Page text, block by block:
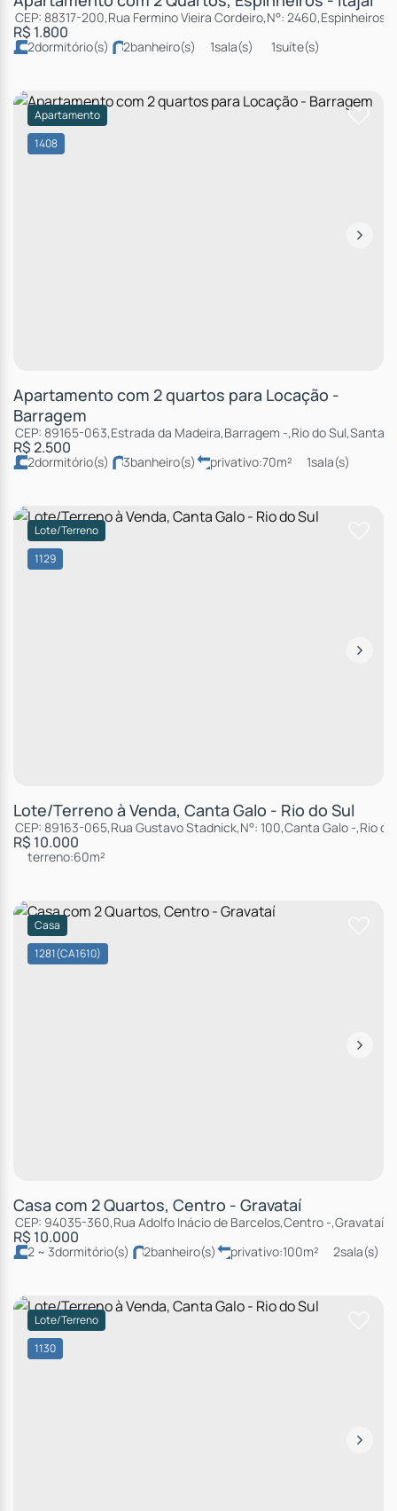
R$ 1.800
CEP: 88317-200,Rua Fermino Vieira Cordeiro,N°: 2460,Espinheiros
2dormitório(s) 2banheiro(s) 1sala(s) 1suíte(s)
1408
Apartamento
Apartamento com 2 quartos para Locação -
Barragem
R$2.500
CEP: 89165-063,Estrada da Madeira,Barragem ,Rio do Sul,Santa
2dormitório(s) 3banheiro(s) privativo:70m² 1sala(s)
1129
Lote/Terreno
Lote/Terreno à Venda, Canta Galo - Rio do Sul
R$ 10.000
CEP: 89163-065,Rua Gustavo Stadnick,N°: 100,Canta Galo ,Rio
terreno:60m²
1281(CA1610)
Casa
Casa com 2 Quartos, Centro - Gravataí
R$ 10.000
CEP: 94035-360,Rua Adolfo Inácio de Barcelos,Centro ,Gravataí
2 ~ 3dormitório(s) 2banheiro(s) privativo:100m² 2sala(s)
1130
Lote/Terreno